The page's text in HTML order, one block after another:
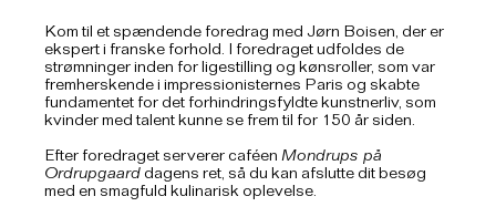
Kom til et spændende foredrag med Jørn Boisen, der er
ekspert i franske forhold. I foredraget udfoldes de
strømninger inden for ligestilling og kønsroller, som var
fremherskende i impressionisternes Paris og skabte
fundamentet for det forhindringsfyldte kunstnerliv, som
kvinder med talent kunne se frem til for 150 år siden.
Efter foredraget serverer caféen Mondrups på
Ordrupgaard dagens ret, så du kan afslutte dit besøg
med en smagfuld kulinarisk oplevelse.